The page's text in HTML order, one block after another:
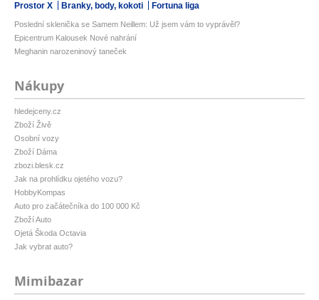
Prostor X Branky, body, kokoti Fortuna liga
Poslední sklenička se Samem Neillem: Už jsem vám to vyprávěl?
Epicentrum Kalousek Nové nahrání
Meghanin narozeninový taneček
Nákupy
hledejceny.cz
Zboží Živě
Osobní vozy
Zboží Dáma
zbozi.blesk.cz
Jak na prohlídku ojetého vozu?
HobbyKompas
Auto pro začátečníka do 100 000 Kč
Zboží Auto
Ojetá Škoda Octavia
Jak vybrat auto?
Mimibazar